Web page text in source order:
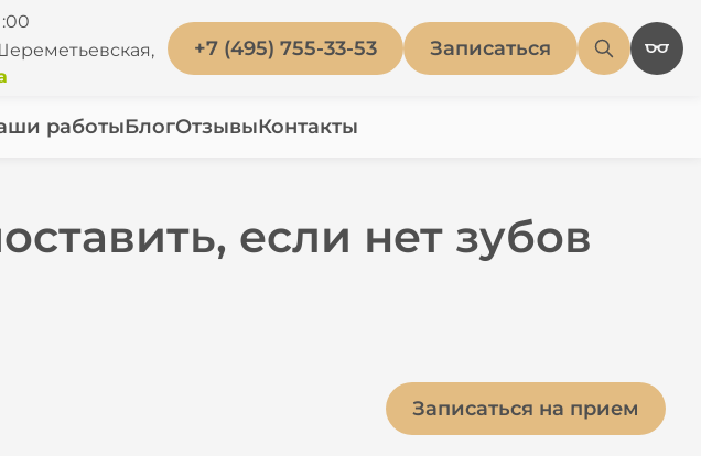
+7 (495) 755-33-53 Записаться
работыБлогОтзывыКонтакты
если нет зубов
Записаться на прием